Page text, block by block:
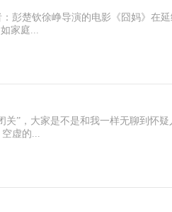
彭楚钦徐峥导演的电影《囧妈》在
家庭...
”，大家是不是和我一样无聊到怀疑
虚的...